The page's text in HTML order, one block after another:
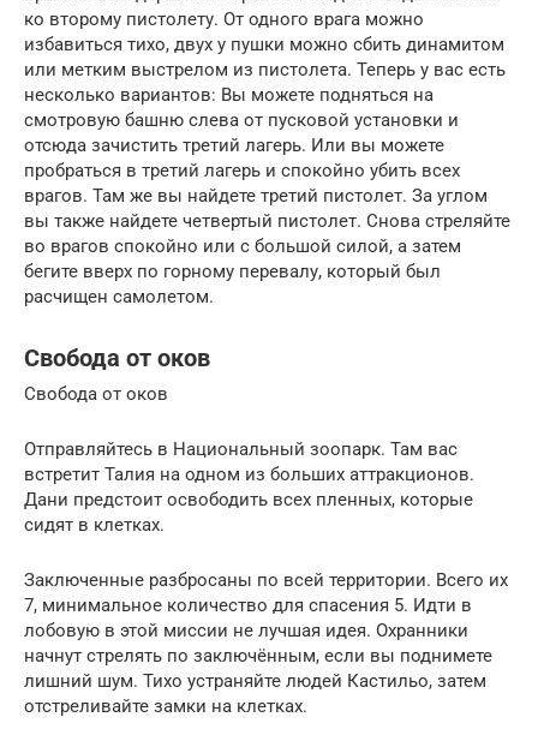
ко второму пистолету. От одного врага можно
избавиться тихо, двух у пушки можно сбить динамитом
или метким выстрелом из пистолета. Теперь у вас есть
несколько вариантов: Вы можете подняться на
смотровую башню слева от пусковой установки и
отсюда зачистить третий лагерь. Или вы можете
пробраться в третий лагерь и спокойно убить всех
врагов. Там же вы найдете третий пистолет. За углом
вы также найдете четвертый пистолет. Снова стреляйте
во врагов спокойно или с большой силой, а затем
бегите вверх по горному перевалу, который был
расчищен самолетом.
Свобода от оков
Свобода от оков
Отправляйтесь в Национальный зоопарк. Там вас
встретит Талия на одном из больших аттракционов.
Дани предстоит освободить всех пленных, которые
сидят в клетках.
Заключенные разбросаны по всей территории. Всего их
7, минимальное количество для спасения 5. Идти в
лобовую в этой миссии не лучшая идея. Охранники
начнут стрелять по заключённым, если вы поднимете
лишний шум. Тихо устраняйте людей Кастильо, затем
отстреливайте замки на клетках.